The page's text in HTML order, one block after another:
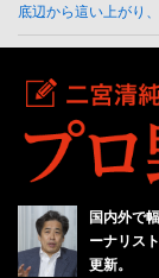
底辺から這い上がり
国内外で
ーナリス
更新。